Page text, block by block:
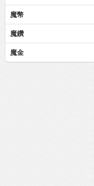
魔幣
魔鑽
魔金